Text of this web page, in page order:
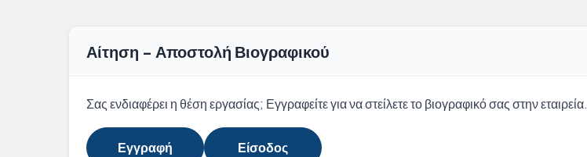
Αίτηση - Αποστολή Βιογραφικού
Σας ενδιαφέρει η θέση εργασίας; Εγγραφείτε για να στείλετε το βιογραφικό σας στην εταιρεία.
Εγγραφή Είσοδος